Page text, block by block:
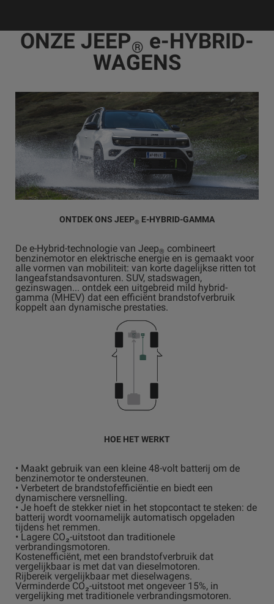
ONZE JEEP® e-HYBRID-
WAGENS
ONTDEK ONS JEEP® E-HYBRID-GAMMA
De e-Hybrid-technologie van Jeep® combineert
benzinemotor en elektrische energie en is gemaakt voor
alle vormen van mobiliteit: van korte dagelijkse ritten tot
langeafstandsavonturen. SUV, stadswagen,
gezinswagen... ontdek een uitgebreid mild hybrid-
gamma (MHEV) dat een efficiënt brandstofverbruik
koppelt aan dynamische prestaties.
HOE HET WERKT
• Maakt gebruik van een kleine 48-volt batterij om de
benzinemotor te ondersteunen.
• Verbetert de brandstofefficiëntie en biedt een
dynamischere versnelling.
• Je hoeft de stekker niet in het stopcontact te steken: de
batterij wordt voornamelijk automatisch opgeladen
tijdens het remmen.
• Lagere CO₂-uitstoot dan traditionele
verbrandingsmotoren.
Kostenefficiënt, met een brandstofverbruik dat
vergelijkbaar is met dat van dieselmotoren.
Rijbereik vergelijkbaar met dieselwagens.
Verminderde CO₂-uitstoot met ongeveer 15%, in
vergelijking met traditionele verbrandingsmotoren.